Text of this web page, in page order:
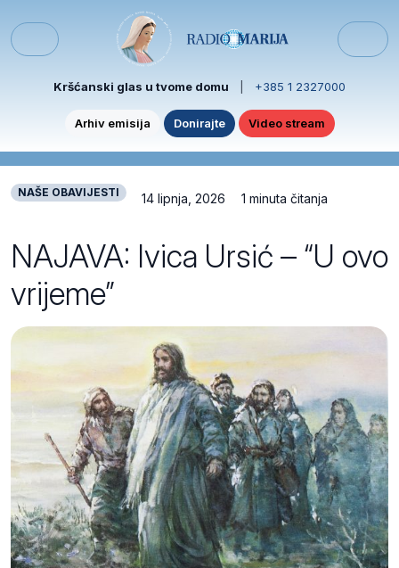
Menu
Kršćanski glas u tvome domu +385 1 2327000
Arhiv emisija Donirajte Video stream
NAŠE OBAVIJESTI 14 lipnja, 2026 1 minuta čitanja
NAJAVA: Ivica Ursić – “U ovo
vrijeme”